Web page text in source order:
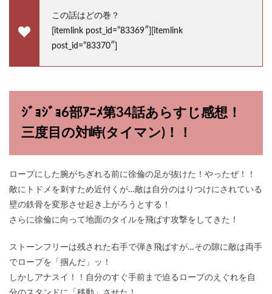
この話はどの巻？
[itemlink post_id=”83369″][itemlink
post_id=”83370″]
ｼﾞｮｼﾞｮ6部ｱﾆﾒ第34話あらすじ感想！
三度目の対峙(タイマン)！！
ロープにした腕がちぎれる前に徐倫の足が抜けた！やったぜ！！
敵にトドメを刺すため近付くが…敵は自分のはりつけにされている
壁の鉄骨を変形させ起き上がろうとする！
さらに徐倫に向って地面のタイルを飛ばす攻撃をしてきた！
ストーンフリーは残された右手で弾き飛ばすが…その隙に敵は両手
でロープを「掴んだ」ッ！
しかしアナスイ！！自分のすぐ手前まで迫るロープのえぐれを自